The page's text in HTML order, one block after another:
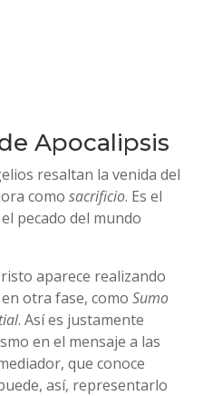
Apocalipsis
resaltan la venida del
comosacrificio. Es el
pecado del mundo
aparece realizando
otra fase, comoSumo
. Así es justamente
en el mensaje a las
que conoce
así, representarlo